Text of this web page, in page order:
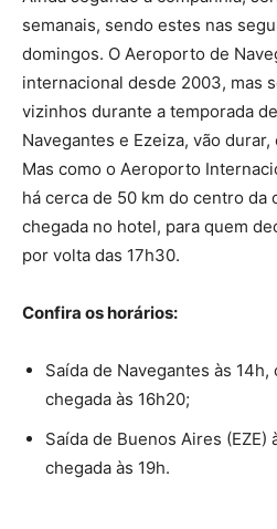
semanais, sendo estes nas
domingos. O Aeroporto de
internacional desde 2003, mas
vizinhos durante a temporada
Navegantes e Ezeiza, vão
Mas como o Aeroporto
há cerca de 50 km do centro da
chegada no hotel, para quem
por volta das 17h30.
Confira os horários:
Saída de Navegantes às
chegada às 16h20;
Saída de Buenos Aires (EZE)
chegada às 19h.